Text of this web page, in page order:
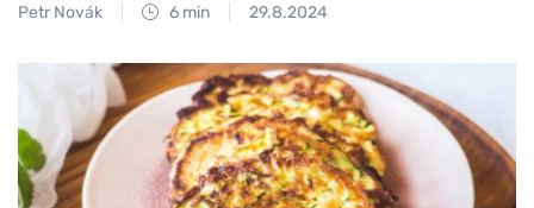
Petr Novák 6 min 29.8.2024